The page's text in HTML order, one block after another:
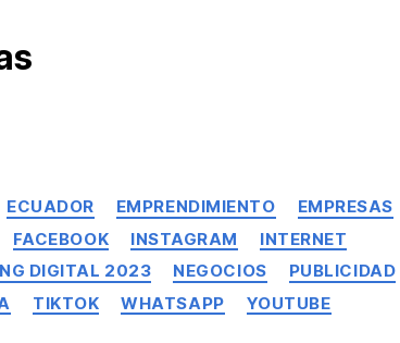
ECUADOR EMPRENDIMIENTO
EMPRESAS
FACEBOOK INSTAGRAM
INTERNET
DIGITAL 2023 NEGOCIOS
PUBLICIDAD
TIKTOK WHATSAPP YOUTUBE